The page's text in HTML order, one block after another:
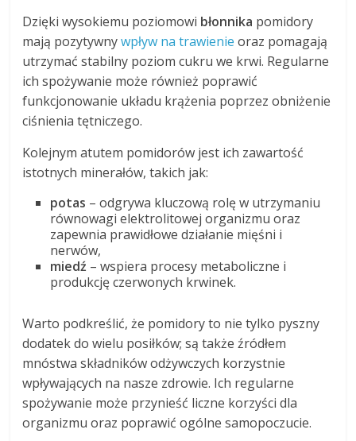
Dzięki wysokiemu poziomowi błonnika pomidory
mają pozytywnywpływ na trawienie oraz pomagają
utrzymać stabilny poziom cukru we krwi. Regularne
ich spożywanie może również poprawić
funkcjonowanie układu krążenia poprzez obniżenie
ciśnienia tętniczego.
Kolejnym atutem pomidorów jest ich zawartość
istotnych minerałów, takich jak:
potas – odgrywa kluczową rolę w utrzymaniu
równowagi elektrolitowej organizmu oraz
zapewnia prawidłowe działanie mięśni i
nerwów,
miedź – wspiera procesy metaboliczne i
produkcję czerwonych krwinek.
Warto podkreślić, że pomidory to nie tylko pyszny
dodatek do wielu posiłków; są także źródłem
mnóstwa składników odżywczych korzystnie
wpływających na nasze zdrowie. Ich regularne
spożywanie może przynieść liczne korzyści dla
organizmu oraz poprawić ogólne samopoczucie.